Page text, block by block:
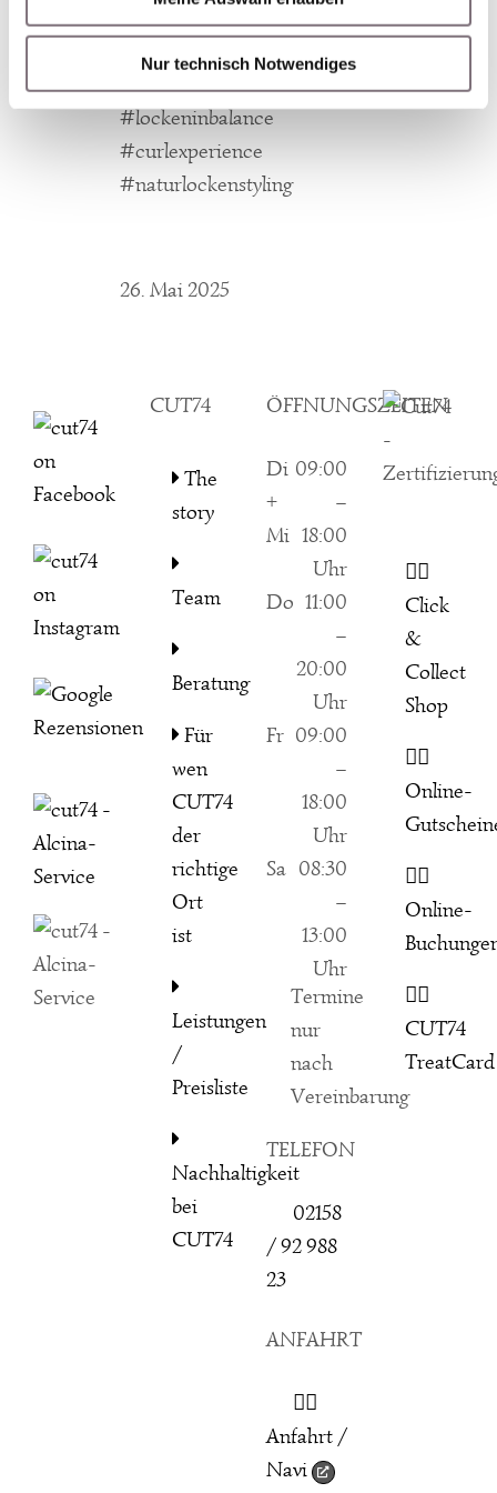
Nur technisch Notwendiges
#curlscontrolofficial
#vorhernachhercurls
#grefrath #haarreise
#lockeninbalance
#curlexperience
#naturlockenstyling
26. Mai 2025
CUT74
The
story
Team
Beratung
Für
wen
CUT74
der
richtige
Ort
ist
Leistungen
/
Preisliste
Nachhaltigkeit
bei
CUT74
ÖFFNUNGSZEITEN
Di
+
Mi
09:00
–
18:00
Uhr
Do 11:00
–
20:00
Uhr
Fr 09:00
–
18:00
Uhr
Sa 08:30
–
13:00
Uhr
Termine
nur
nach
Vereinbarung
TELEFON
02158
/ 92 988
23
ANFAHRT
👉🏻
Anfahrt /
Navi
👉🏻
Click
&
Collect
Shop
👉🏻
Online-
👉🏻
Online-
👉🏻
CUT74
TreatCard